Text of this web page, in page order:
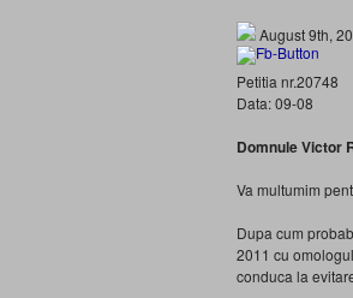
August 9th,
Petitia nr.20748
Data: 09-08
Domnule Victor
Va multumim
Dupa cum
2011 cu
conduca la